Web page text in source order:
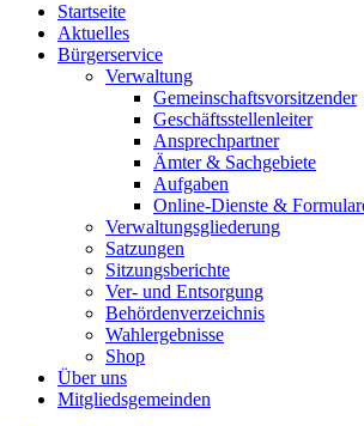
Startseite
Aktuelles
Bürgerservice
Verwaltung
Gemeinschaftsvorsitzender
Geschäftsstellenleiter
Ansprechpartner
Ämter & Sachgebiete
Aufgaben
Online-Dienste &
Verwaltungsgliederung
Satzungen
Sitzungsberichte
Ver- und Entsorgung
Behördenverzeichnis
Wahlergebnisse
Shop
Über uns
Mitgliedsgemeinden